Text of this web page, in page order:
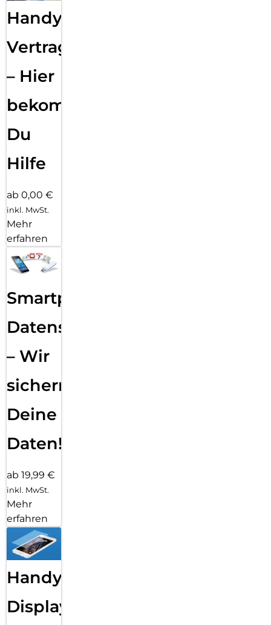
Handy
Vertragsabwicklung
– Hier
bekommst
Du
Hilfe
ab 0,00 €
inkl. MwSt.
Mehr
erfahren
Smartphone
Datensicherung
– Wir
sichern
Deine
Daten!
ab 19,99 €
inkl. MwSt.
Mehr
erfahren
Handy
Displayfolie